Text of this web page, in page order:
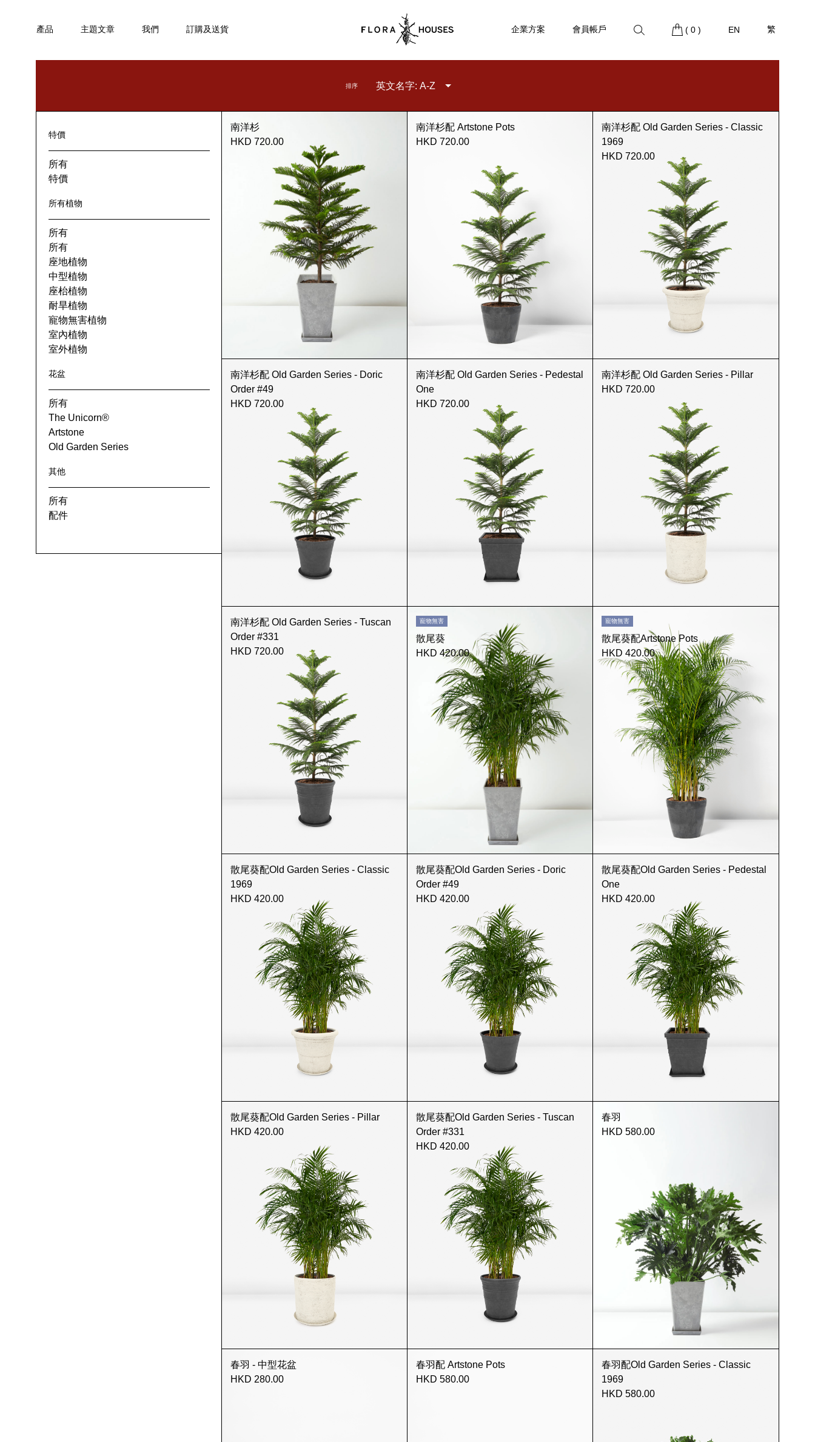
產品 主題文章 我們 訂購及送貨 企業方案 會員帳戶 ( 0 ) EN 繁
排序 英文名字: A-Z
特價
所有
特價
所有植物
所有
所有
座地植物
中型植物
座枱植物
耐旱植物
寵物無害植物
室內植物
室外植物
花盆
所有
The Unicorn®
Artstone
Old Garden Series
其他
所有
配件
南洋杉
HKD 720.00
南洋杉配 Artstone Pots
HKD 720.00
南洋杉配 Old Garden Series - Classic
1969
HKD 720.00
南洋杉配 Old Garden Series - Doric
Order #49
HKD 720.00
南洋杉配 Old Garden Series - Pedestal
One
HKD 720.00
南洋杉配 Old Garden Series - Pillar
HKD 720.00
南洋杉配 Old Garden Series - Tuscan
Order #331
HKD 720.00
寵物無害
散尾葵
HKD 420.00
寵物無害
散尾葵配Artstone Pots
HKD 420.00
散尾葵配Old Garden Series - Classic
1969
HKD 420.00
散尾葵配Old Garden Series - Doric
Order #49
HKD 420.00
散尾葵配Old Garden Series - Pedestal
One
HKD 420.00
散尾葵配Old Garden Series - Pillar
HKD 420.00
散尾葵配Old Garden Series - Tuscan
Order #331
HKD 420.00
春羽
HKD 580.00
春羽 - 中型花盆
HKD 280.00
春羽配 Artstone Pots
HKD 580.00
春羽配Old Garden Series - Classic
1969
HKD 580.00